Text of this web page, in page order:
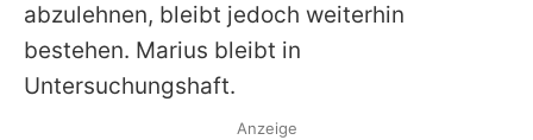
abzulehnen, bleibt jedoch weiterhin
bestehen. Marius bleibt in
Untersuchungshaft.
Anzeige